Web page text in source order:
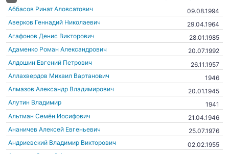
Аббасов Ринат Аловсатович
09.08.1994
Аверков Геннадий Николаевич
29.04.1964
Агафонов Денис Викторович
28.01.1985
Адаменко Роман Александрович
20.07.1992
Алдошин Евгений Петрович
26.11.1957
Аллахвердов Михаил Вартанович
1946
Алмазов Александр Владимирович
20.01.1945
Алутин Владимир
1941
Альтман Семён Иосифович
21.04.1946
Ананичев Алексей Евгеньевич
25.07.1976
Андриевский Владимир Викторович
02.02.1955